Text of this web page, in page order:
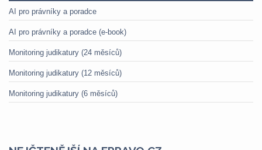
AI pro právníky a poradce
AI pro právníky a poradce (e-book)
Monitoring judikatury (24 měsíců)
Monitoring judikatury (12 měsíců)
Monitoring judikatury (6 měsíců)